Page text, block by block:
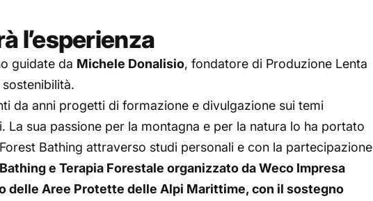
l’esperienza
guidate da Michele Donalisio, fondatore di Produzione Lenta
da anni progetti di formazione e divulgazione sui temi
La sua passione per la montagna e per la natura lo ha portato
Bathing attraverso studi personali e con la partecipazione
e Terapia Forestale organizzato da Weco Impresa
delle Aree Protette delle Alpi Marittime, con il sostegno